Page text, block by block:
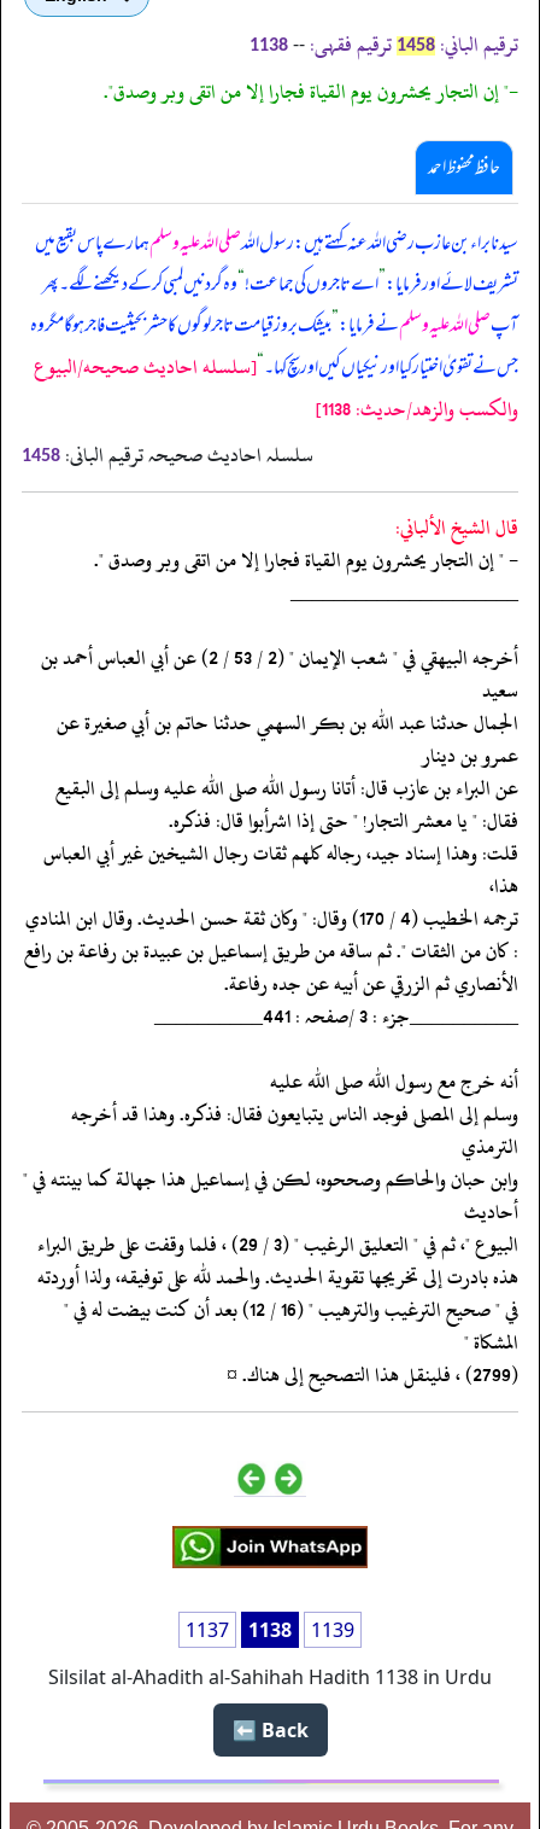
ترقیم الباني: 1458 ترقیم فقہی: --
1138
-" إن التجار يحشرون يوم القياة فجارا إلا من اتقى وبر وصدق".
حافظ محفوظ احمد
سیدنا براء بن عازب رضی اللہ عنہ کہتے ہیں: رسول اللہصلی اللہ علیہ وسلمہمارے پاس بقیع میں
تشریف لائے اور فرمایا:”اے تاجروں کی جماعت!“وہ گردنیں لمبی کر کے دیکھنے لگے۔ پھر
آپصلی اللہ علیہ وسلمنے فرمایا:”بیشک بروز قیامت تاجر لوگوں کا حشر بحیثیت فاجر ہو گا مگر وہ
جس نے تقویٰ اختیار کیا اور نیکیاں کیں اور سچ کہا۔“[سلسله احاديث صحيحه/البيوع
والكسب والزهد/حدیث: 1138]
سلسلہ احادیث صحیحہ ترقیم البانی: 1458
قال الشيخ الألباني:
- " إن التجار يحشرون يوم القياة فجارا إلا من اتقى وبر وصدق ".
‏‏‏‏_____________________
‏‏‏‏أخرجه البيهقي في " شعب الإيمان " (2 / 53 / 2) عن أبي العباس أحمد بن
سعيد
‏‏‏‏الجمال حدثنا عبد الله بن بكر السهمي حدثنا حاتم بن أبي صغيرة عن
عمرو بن دينار
‏‏‏‏عن البراء بن عازب قال: أتانا رسول الله صلى الله عليه وسلم إلى البقيع
‏‏‏‏فقال: " يا معشر التجار! " حتى إذا اشرأبوا قال: فذكره.
‏‏‏‏قلت: وهذا إسناد جيد، رجاله كلهم ثقات رجال الشيخين غير أبي العباس
هذا،
‏‏‏‏ترجمه الخطيب (4 / 170) وقال: " وكان ثقة حسن الحديث. وقال ابن المنادي
‏‏‏‏: كان من الثقات ". ثم ساقه من طريق إسماعيل بن عبيدة بن رفاعة بن رافع
‏‏‏‏الأنصاري ثم الزرقي عن أبيه عن جده رفاعة.
‏‏‏‏__________جزء : 3 /صفحہ : 441__________
‏‏‏‏أنه خرج مع رسول الله صلى الله عليه
‏‏‏‏وسلم إلى المصلى فوجد الناس يتبايعون فقال: فذكره. وهذا قد أخرجه
الترمذي
‏‏‏‏وابن حبان والحاكم وصححوه، لكن في إسماعيل هذا جهالة كما بينته في "
أحاديث
‏‏‏‏البيوع "، ثم في " التعليق الرغيب " (3 / 29) ، فلما وقفت على طريق البراء
‏‏‏‏هذه بادرت إلى تخريجها تقوية الحديث. والحمد لله على توفيقه، ولذا أوردته
‏‏‏‏في " صحيح الترغيب والترهيب " (16 / 12) بعد أن كنت بيضت له في "
المشكاة "
‏‏‏‏(2799) ، فلينقل هذا التصحيح إلى هناك. ¤
1137 1138
1139
Silsilat al-Ahadith al-Sahihah Hadith 1138 in Urdu
Back ⬅️